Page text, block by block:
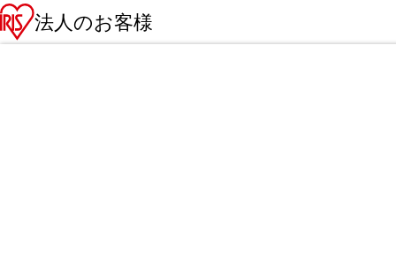
法人のお客様